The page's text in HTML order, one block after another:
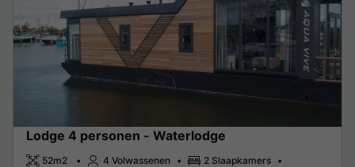
Lodge 4 personen - Waterlodge
52m2 4 Volwassenen
2 Slaapkamers